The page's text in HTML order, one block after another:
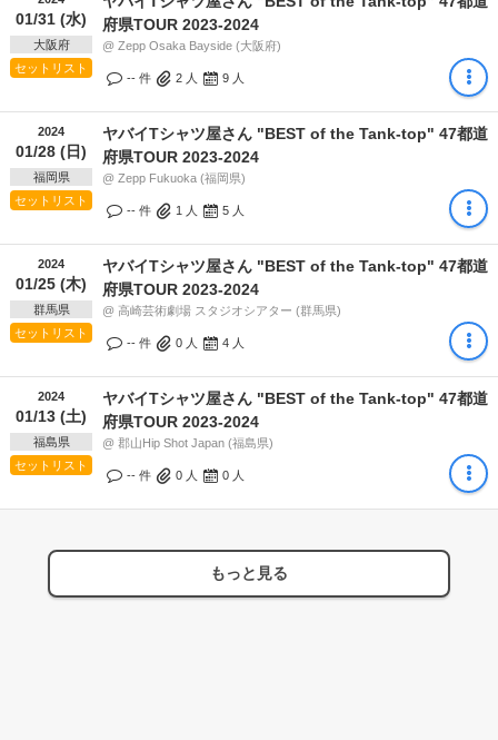
01/31 (水)
大阪府
セットリスト
府県TOUR 2023-2024
@ Zepp Osaka Bayside (大阪府)
-- 件 2 人 9 人
2024
01/28 (日)
福岡県
セットリスト
ヤバイTシャツ屋さん "BEST of the Tank-top" 47都道
府県TOUR 2023-2024
@ Zepp Fukuoka (福岡県)
-- 件 1 人 5 人
2024
01/25 (木)
群馬県
セットリスト
ヤバイTシャツ屋さん "BEST of the Tank-top" 47都道
府県TOUR 2023-2024
@ 高崎芸術劇場 スタジオシアター (群馬県)
-- 件 0 人 4 人
2024
01/13 (土)
福島県
セットリスト
ヤバイTシャツ屋さん "BEST of the Tank-top" 47都道
府県TOUR 2023-2024
@ 郡山Hip Shot Japan (福島県)
-- 件 0 人 0 人
もっと見る